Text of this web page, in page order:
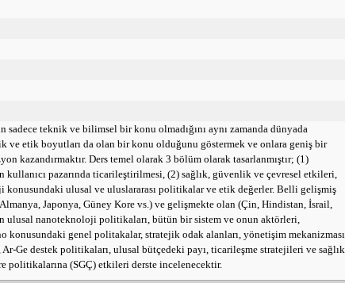
teknik ve bilimsel bir konu olmadığını aynı zamanda dünyada
ve etik boyutları da olan bir konu olduğunu göstermek ve onlara geniş bir
kazandırmaktır. Ders temel olarak 3 bölüm olarak tasarlanmıştır; (1)
pazarında ticarileştirilmesi, (2) sağlık, güvenlik ve çevresel etkileri,
konusundaki ulusal ve uluslararası politikalar ve etik değerler. Belli gelişmiş
Japonya, Güney Kore vs.) ve gelişmekte olan (Çin, Hindistan, İsrail,
ulusal nanoteknoloji politikaları, bütün bir sistem ve onun aktörleri,
konusundaki genel politakalar, stratejik odak alanları, yönetişim mekanizması,
Ar-Ge destek politikaları, ulusal bütçedeki payı, ticarileşme stratejileri ve sağlık
politikalarına (SGÇ) etkileri derste incelenecektir.